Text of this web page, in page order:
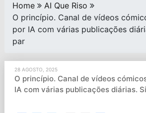
Home
AI Que Riso
O princípio. Canal de vídeos
por IA com várias publicações
par
28 AGOSTO, 2025
O princípio. Canal de vídeos
IA com várias publicações diárias.